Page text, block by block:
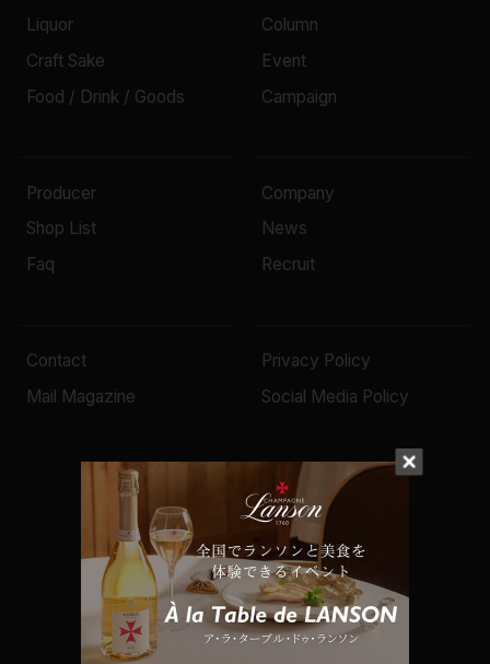
Liquor
Craft Sake
Food / Drink / Goods
Column
Event
Campaign
Producer
Shop List
Faq
Company
News
Recruit
Contact
Mail Magazine
Privacy Policy
Social Media Policy
© 2022 Mottox inc.